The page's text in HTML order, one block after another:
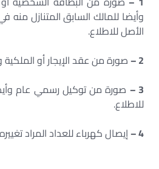
وأيضا للمالك السابق المتنازل منه
الأصل للاطلاع.
2 –
صورة من عقد الإيجار أو الملكية
3 –
صورة من توكيل رسمي عام
للاطلاع.
4 – إيصال كهرباء للعداد المراد